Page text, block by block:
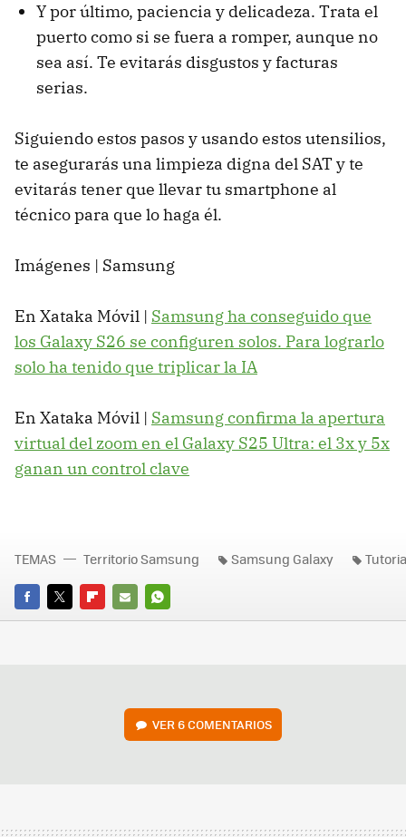
Y por último, paciencia y delicadeza. Trata el
puerto como si se fuera a romper, aunque no
sea así. Te evitarás disgustos y facturas
serias.
Siguiendo estos pasos y usando estos utensilios,
te asegurarás una limpieza digna del SAT y te
evitarás tener que llevar tu smartphone al
técnico para que lo haga él.
Imágenes | Samsung
En Xataka Móvil | Samsung ha conseguido que
los Galaxy S26 se configuren solos. Para lograrlo
solo ha tenido que triplicar la IA
En Xataka Móvil | Samsung confirma la apertura
virtual del zoom en el Galaxy S25 Ultra: el 3x y 5x
ganan un control clave
FACEBOOK
TWITTERFLIPBOARD
E-
WHATSAPP
TEMAS Territorio Samsung Samsung Galaxy
VER6 COMENTARIOS